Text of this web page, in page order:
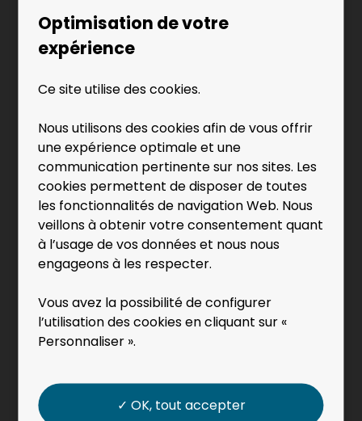
proximitéavec les bassins de production
permet au Groupe EVS de mettre en place de
sur ces marchés.
Le Groupe EVS dispose d’uneéquipe de
professionnels spécifiquement issus de la
filière, charcutiers de métier, et qui sont
régulièrementformés aux nouvelles
techniquepour répondre au mieux aux évolutions
attendues par les industriels.
Optimisation de votre
expérience
Ce site utilise des cookies.
Nous utilisons des cookies afin de vous offrir
une expérience optimale et une
communication pertinente sur nos sites. Les
cookies permettent de disposer de toutes
les fonctionnalités de navigation Web. Nous
veillons à obtenir votre consentement quant
à l’usage de vos données et nous nous
engageons à les respecter.
Vous avez la possibilité de configurer
l’utilisation des cookies en cliquant sur «
Personnaliser ».
✓ OK, tout accepter